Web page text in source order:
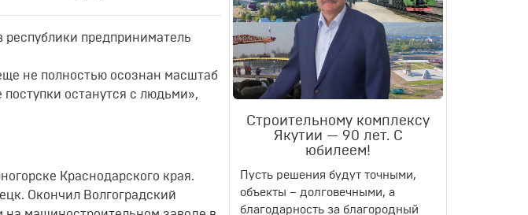
предприниматель
не полностью осознан масштаб
останутся с людьми»,
Краснодарского края.
Окончил Волгоградский
Строительному комплексу
Якутии — 90 лет. С
юбилеем!
Пусть решения будут точными,
объекты – долговечными, а
благодарность за благородный